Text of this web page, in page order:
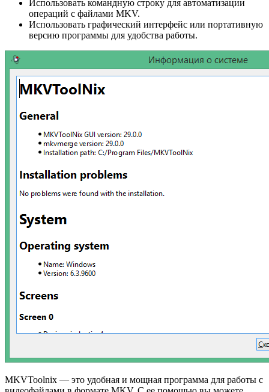
Использовать командную строку для автоматизации
операций с файлами MKV.
Использовать графический интерфейс или портативную
версию программы для удобства работы.
MKVToolnix — это удобная и мощная программа для работы с